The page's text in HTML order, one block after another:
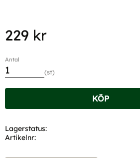
229 kr
Antal
st
KÖP
Lagerstatus
Artikelnr